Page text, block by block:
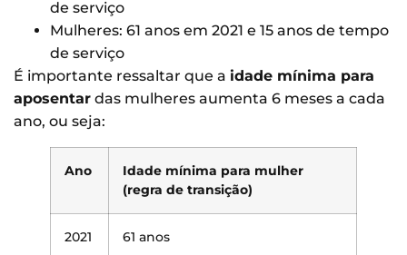
de serviço
Mulheres: 61 anos em 2021 e 15 anos de tempo
de serviço
É importante ressaltar que a idade mínima para
aposentar das mulheres aumenta 6 meses a cada
ano, ou seja:
Ano
Idade mínima para mulher
(regra de transição)
2021 61 anos